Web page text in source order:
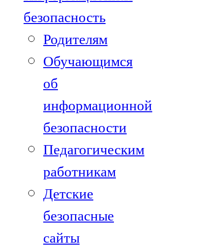
безопасность
Родителям
Обучающимся
об
информационной
безопасности
Педагогическим
работникам
Детские
безопасные
сайты